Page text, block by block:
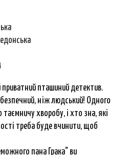
приватний пташиний детектив.
ніж людський! Одного
хворобу, і хто зна, які
треба буде вчинити, щоб
пана Грака" ви